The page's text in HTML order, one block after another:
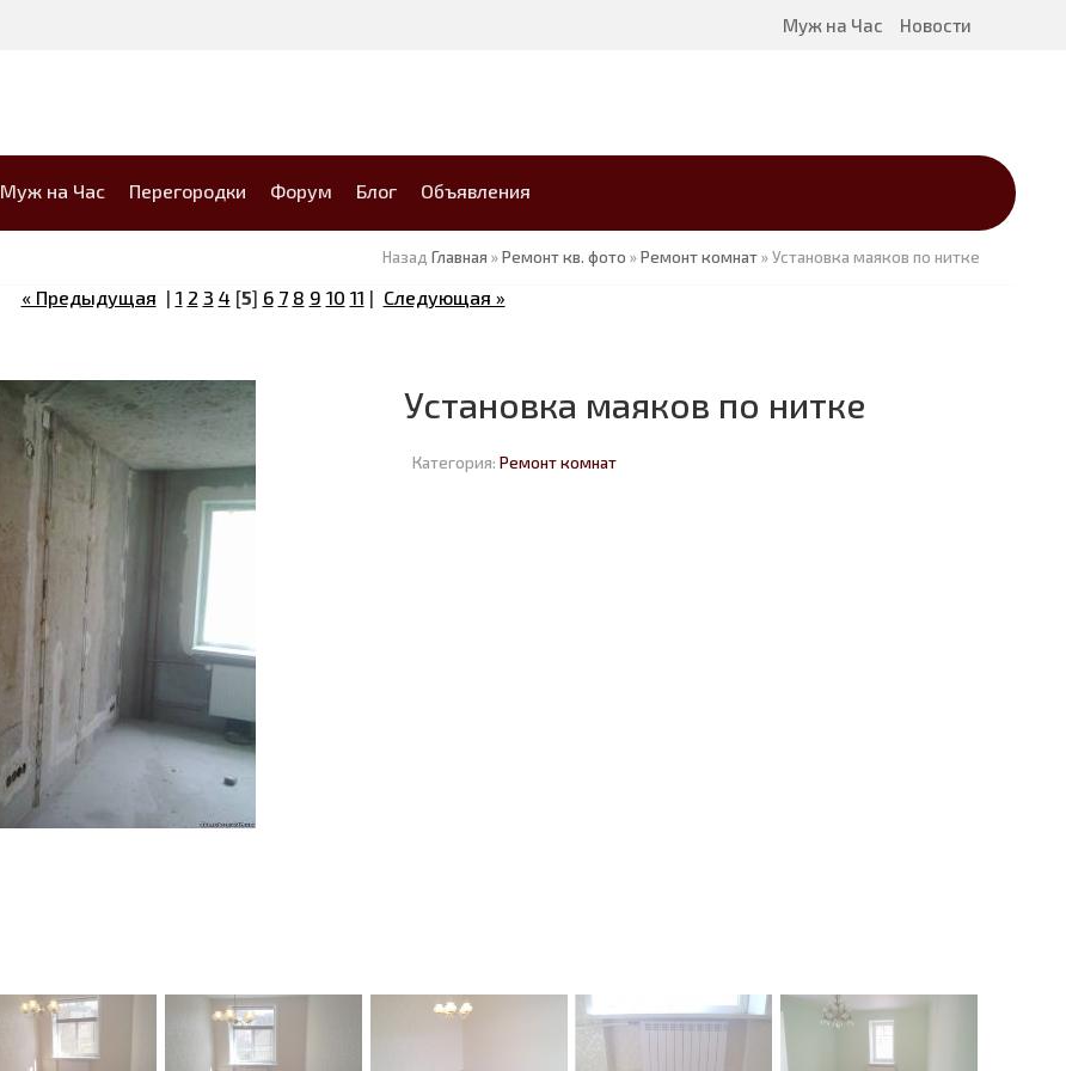
Муж на Час Новости
Муж на Час Перегородки Форум Блог Объявления
Назад Главная »Ремонт кв. фото »Ремонт комнат» Установка маяков по нитке
« Предыдущая | 1 2 3 4 [5] 6 7 8 9 10 11 | Следующая »
Установка маяков по нитке
Категория: Ремонт комнат